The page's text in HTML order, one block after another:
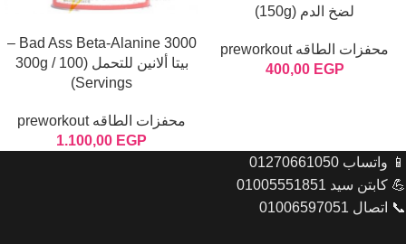
لضخ الدم (150g)
محفزات الطاقه preworkout
400,00 EGP
Bad Ass Beta-Alanine 3000 –
بيتا ألانين للتحمل (300g / 100
Servings)
محفزات الطاقه preworkout
1.100,00 EGP
📱 واتساب 01270661050
💪 كابتن سيد 01005551851
📞 اتصال 01006597051